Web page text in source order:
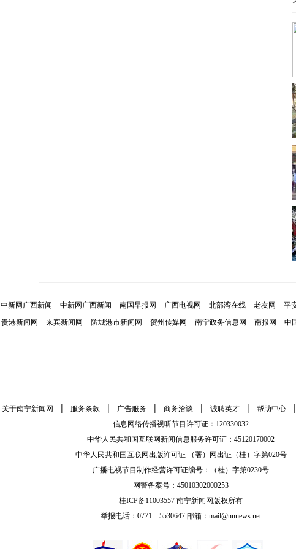
中新网广西新闻 中新网广西新闻 南国早报网 广西电视网 北部湾在线 老友网 平
贵港新闻网 来宾新闻网 防城港市新闻网 贺州传媒网 南宁政务信息网 南报网 中
关于南宁新闻网 | 服务条款 | 广告服务 | 商务洽谈 | 诚聘英才 | 帮助中心 |
信息网络传播视听节目许可证：120330032
中华人民共和国互联网新闻信息服务许可证：45120170002
中华人民共和国互联网出版许可证 （署）网出证（桂）字第020号
广播电视节目制作经营许可证编号：（桂）字第0230号
网警备案号：45010302000253
桂ICP备11003557 南宁新闻网版权所有
举报电话：0771—5530647 邮箱：mail@nnnews.net